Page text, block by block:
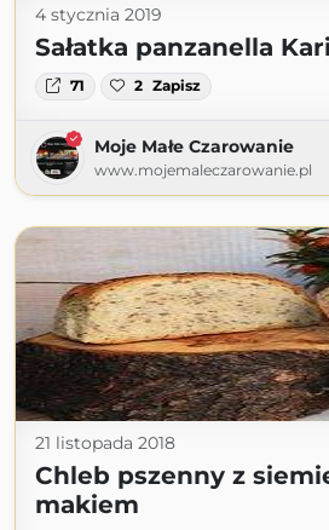
4 stycznia 2019
Sałatka panzanella
71 2 Zapisz
Moje Małe Czarowanie
www.mojemaleczarowanie.pl
21 listopada 2018
Chleb pszenny z
makiem